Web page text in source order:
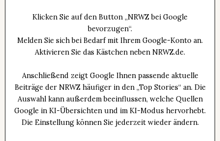
Klicken Sie auf den Button „NRWZ bei Google
bevorzugen“.
Melden Sie sich bei Bedarf mit Ihrem Google-Konto an.
Aktivieren Sie das Kästchen neben NRWZ.de.
Anschließend zeigt Google Ihnen passende aktuelle
Beiträge der NRWZ häufiger in den „Top Stories“ an. Die
Auswahl kann außerdem beeinflussen, welche Quellen
Google in KI-Übersichten und im KI-Modus hervorhebt.
Die Einstellung können Sie jederzeit wieder ändern.